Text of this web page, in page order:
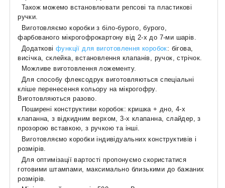
Також можемо встановлювати репсові та пластикові
ручки.
Виготовляємо коробки з біло-бурого, бурого,
фарбованого мікрогофрокартону від 2-х до 7-ми шарів.
Додаткові функції для виготовлення коробок: бігова,
висічка, склейка, встановлення клапанів, ручок, стрічок.
Можливе виготовлення ложементу.
Для способу флексодрук виготовляються спеціальні
кліше перенесення кольору на мікрогофру.
Виготовляються разово.
Поширені конструктиви коробок: кришка + дно, 4-х
клапанна, з відкидним верхом, 3-х клапанна, слайдер, з
прозорою вставкою, з ручкою та інші.
Виготовляємо коробки індивідуальних конструктивів і
розмірів.
Для оптимізації вартості пропонуємо скористатися
готовими штампами, максимально близькими до бажаних
розмірів.